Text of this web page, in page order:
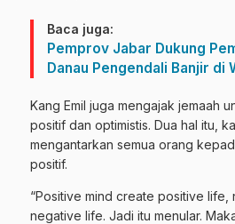
Baca juga:
Pemprov Jabar Dukung
Danau Pengendali Banjir di
Kang Emil juga mengajak jemaah
positif dan optimistis. Dua hal itu,
mengantarkan semua orang
positif.
“Positive mind create positive life,
negative life. Jadi itu menular.